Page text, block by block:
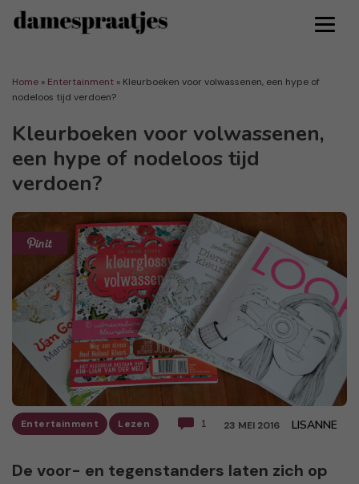
Home » Entertainment » Kleurboeken voor volwassenen, een hype of
nodeloos tijd verdoen?
Kleurboeken voor volwassenen,
een hype of nodeloos tijd
verdoen?
Entertainment Lezen 1 23 MEI 2016 LISANNE
De voor- en tegenstanders laten zich op